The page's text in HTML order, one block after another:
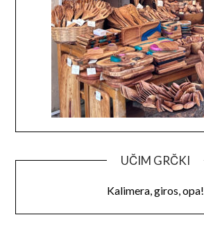
UČIM GRČKI
Kalimera, giros, opa!